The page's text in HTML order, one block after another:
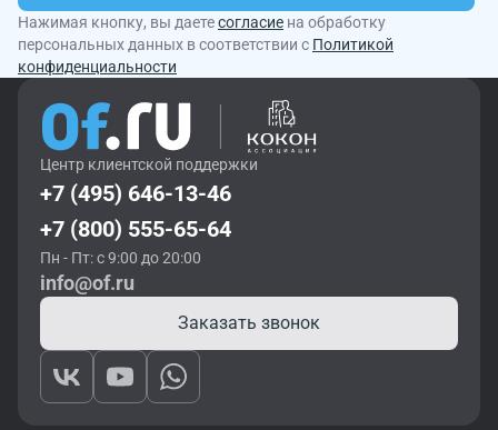
Нажимая кнопку, вы даетесогласие на обработку
персональных данных в соответствии с Политикой
конфиденциальности
Центр клиентской поддержки
+7 (495) 646-13-46
+7 (800) 555-65-64
Пн - Пт: с 9:00 до 20:00
info@of.ru
Заказать звонок